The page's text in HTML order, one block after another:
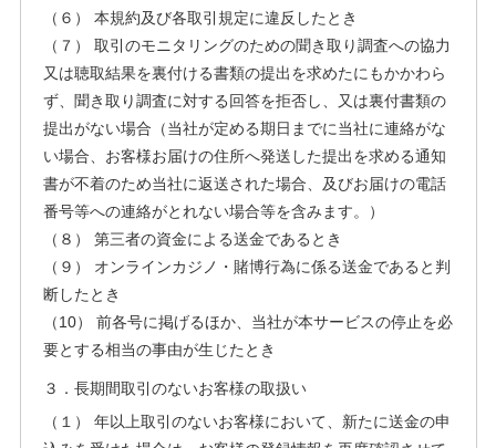
（６） 本規約及び各取引規定に違反したとき
（７） 取引のモニタリングのための聞き取り調査への協力
又は聴取結果を裏付ける書類の提出を求めたにもかかわら
ず、聞き取り調査に対する回答を拒否し、又は裏付書類の
提出がない場合（当社が定める期日までに当社に連絡がな
い場合、お客様お届けの住所へ発送した提出を求める通知
書が不着のため当社に返送された場合、及びお届けの電話
番号等への連絡がとれない場合等を含みます。）
（８） 第三者の資金による送金であるとき
（９） オンラインカジノ・賭博行為に係る送金であると判
断したとき
（10） 前各号に掲げるほか、当社が本サービスの停止を必
要とする相当の事由が生じたとき
３．長期間取引のないお客様の取扱い
（１） 年以上取引のないお客様において、新たに送金の申